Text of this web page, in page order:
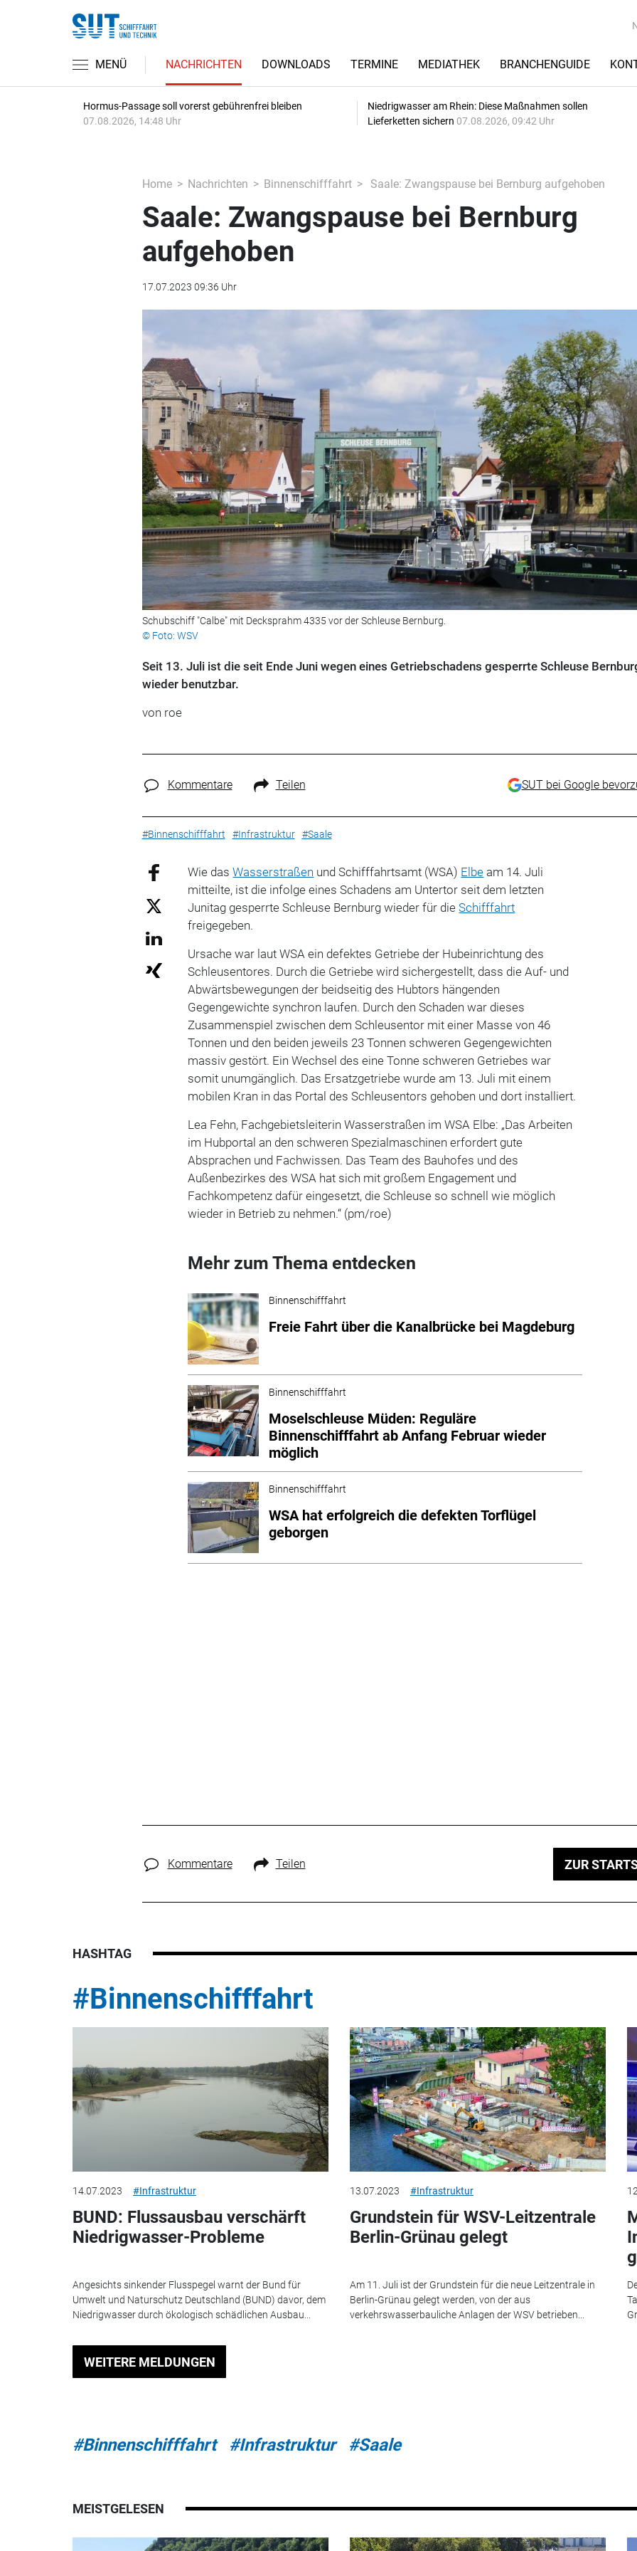
MENÜ NACHRICHTEN DOWNLOADS TERMINE MEDIATHEK BRANCHENGUIDE
Hormus-Passage soll vorerst gebührenfrei bleiben
07.08.2026, 14:48 Uhr
Niedrigwasser am Rhein: Diese Maßnahmen sollen
Lieferketten sichern 07.08.2026, 09:42 Uhr
Home Nachrichten Binnenschifffahrt Saale: Zwangspause bei Bernburg aufgehoben
Saale: Zwangspause bei Bernburg
aufgehoben
17.07.2023 09:36 Uhr
Schubschiff "Calbe" mit Decksprahm 4335 vor der Schleuse Bernburg.
© Foto: WSV
Seit 13. Juli ist die seit Ende Juni wegen eines Getriebschadens gesperrte Schleuse
wieder benutzbar.
von roe
Kommentare Teilen SUT bei Google
#Binnenschifffahrt #Infrastruktur #Saale
Wie dasWasserstraßen und Schifffahrtsamt (WSA) Elbe am 14. Juli
mitteilte, ist die infolge eines Schadens am Untertor seit dem letzten
Junitag gesperrte Schleuse Bernburg wieder für dieSchifffahrt
freigegeben.
Ursache war laut WSA ein defektes Getriebe der Hubeinrichtung des
Schleusentores. Durch die Getriebe wird sichergestellt, dass die Auf- und
Abwärtsbewegungen der beidseitig des Hubtors hängenden
Gegengewichte synchron laufen. Durch den Schaden war dieses
Zusammenspiel zwischen dem Schleusentor mit einer Masse von 46
Tonnen und den beiden jeweils 23 Tonnen schweren Gegengewichten
massiv gestört. Ein Wechsel des eine Tonne schweren Getriebes war
somit unumgänglich. Das Ersatzgetriebe wurde am 13. Juli mit einem
mobilen Kran in das Portal des Schleusentors gehoben und dort installiert.
Lea Fehn, Fachgebietsleiterin Wasserstraßen im WSA Elbe: „Das Arbeiten
im Hubportal an den schweren Spezialmaschinen erfordert gute
Absprachen und Fachwissen. Das Team des Bauhofes und des
Außenbezirkes des WSA hat sich mit großem Engagement und
Fachkompetenz dafür eingesetzt, die Schleuse so schnell wie möglich
wieder in Betrieb zu nehmen.“ (pm/roe)
Mehr zum Thema entdecken
Binnenschifffahrt
Freie Fahrt über die Kanalbrücke bei Magdeburg
Binnenschifffahrt
Moselschleuse Müden: Reguläre
Binnenschifffahrt ab Anfang Februar wieder
möglich
Binnenschifffahrt
WSA hat erfolgreich die defekten Torflügel
geborgen
Kommentare Teilen ZUR
HASHTAG
#Binnenschifffahrt
14.07.2023 #Infrastruktur
BUND: Flussausbau verschärft
Niedrigwasser-Probleme
Angesichts sinkender Flusspegel warnt der Bund für
Umwelt und Naturschutz Deutschland (BUND) davor, dem
Niedrigwasser durch ökologisch schädlichen Ausbau...
13.07.2023 #Infrastruktur
Grundstein für WSV-Leitzentrale
Berlin-Grünau gelegt
Am 11. Juli ist der Grundstein für die neue Leitzentrale in
Berlin-Grünau gelegt werden, von der aus
verkehrswasserbauliche Anlagen der WSV betrieben...
WEITERE MELDUNGEN
#Binnenschifffahrt #Infrastruktur #Saale
MEISTGELESEN